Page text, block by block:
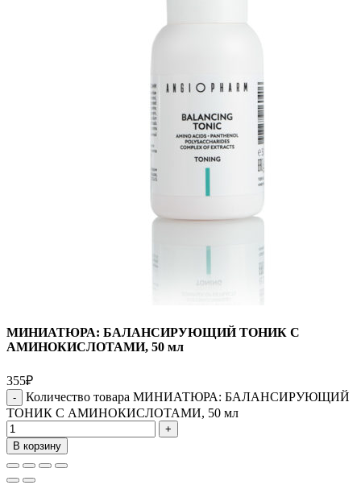
МИНИАТЮРА: БАЛАНСИРУЮЩИЙ ТОНИК С
АМИНОКИСЛОТАМИ, 50 мл
355₽
Количество товара МИНИАТЮРА: БАЛАНСИРУЮЩИЙ
ТОНИК С АМИНОКИСЛОТАМИ, 50 мл
В корзину